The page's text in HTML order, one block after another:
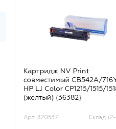
Картридж NV Print
совместимый CB542A/
HP LJ Color CP1215/1515/
(желтый) {36382}
Арт. 320537 Склад